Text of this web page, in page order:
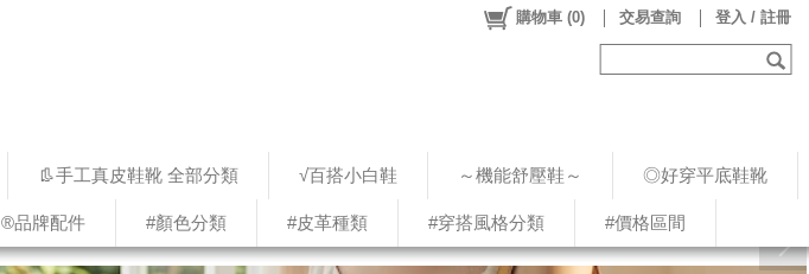
👢手工真皮鞋靴 全部分類 √百搭小白鞋 ～機能舒壓鞋～ ◎好穿平底鞋靴
®品牌配件 #顏色分類 #皮革種類 #穿搭風格分類 #價格區間
購物車 (0) 交易查詢 登入 / 註冊